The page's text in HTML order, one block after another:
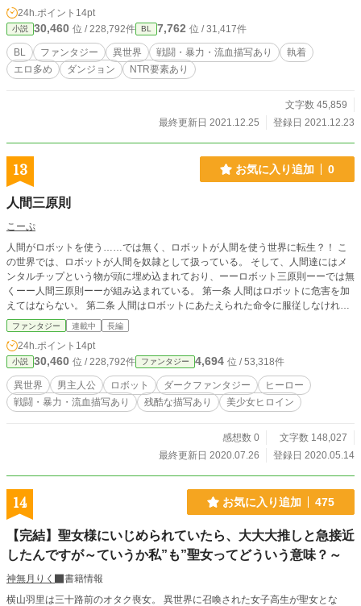
24h.ポイント 14pt
小説 30,460 位 / 228,792件 BL 7,762 位 / 31,417件
BL ファンタジー 異世界 戦闘・暴力・流血描写あり
執着
エロ多め
ダンジョン NTR要素あり
文字数 45,859
最終更新日 2021.12.25
登録日 2021.12.23
13 お気に入り追加 0
人間三原則
こーぷ
人間がロボットを使う……では無く、ロボットが人間を使う世界に転生？！ こ
の世界では、ロボットが人間を奴隷として扱っている。 そして、人間達にはメ
ンタルチップという物が頭に埋め込まれており、ーーロボット三原則ーーでは無
くーー人間三原則ーーが組み込まれている。 第一条 人間はロボットに危害を加
えてはならない。 第二条 人間はロボットにあたえられた命令に服従しなければ
ならない。 第三条 人間はロボットを常に敬わなければならない ロボット達は人
間達を家畜の様に扱い、戦争に使用して、遊び感覚で殺してしまう様な世界であ
る。 主人公スクエは小さい頃からヒーローに憧れていたが、ある事件がきっか
けで夢を諦めてしまう。 そんなスクエが目を覚ました所は奴隷市場であり、今
まさにロボット達によるスクエの競りが始まっていた。 果たしてスクエは酷い
扱いを受けている人間達を救ってヒーローになれるのか！？
ファンタジー 連載中 長編
24h.ポイント 14pt
小説 30,460 位 / 228,792件 ファンタジー 4,694 位 / 53,318件
異世界 男主人公 ロボット ダークファンタジー
ヒーロー
戦闘・暴力・流血描写あり
残酷な描写あり 美少女ヒロイン
感想数 0
文字数 148,027
最終更新日 2020.07.26
登録日 2020.05.14
14 お気に入り追加 475
【完結】聖女様にいじめられていたら、大大大推しと急接近
したんですが～ていうか私”も”聖女ってどういう意味？～
神無月りく
書籍情報
横山羽里は三十路前のオタク喪女。 異世界に召喚された女子高生が聖女とな